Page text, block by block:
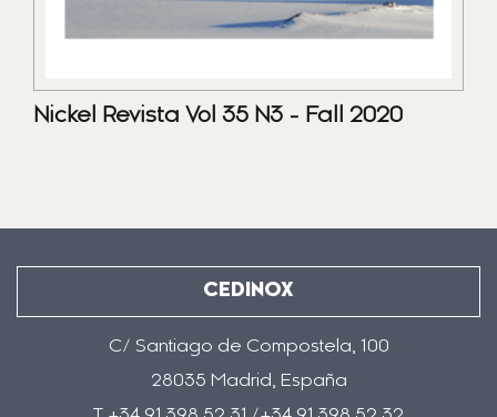
Nickel Revista Vol 35 N3 - Fall 2020
CEDINOX
C/ Santiago de Compostela, 100
28035 Madrid, España